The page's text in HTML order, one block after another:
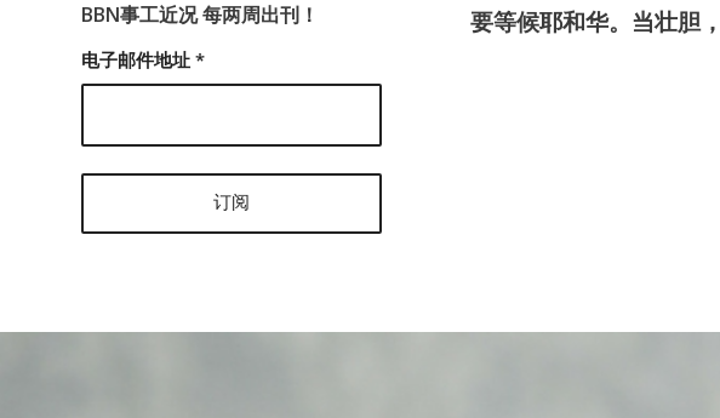
BBN事工近况 每两周出刊！
电子邮件地址 *
要等候耶和华。当壮胆